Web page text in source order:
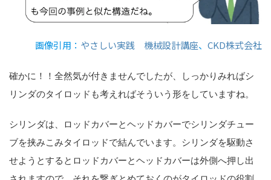
画像引用： やさしい実践 機械設計講座、 CKD株式会社
確かに！！全然気が付きませんでしたが、しっかりみればシ
リンダのタイロッドも考えればそういう形をしていますね。
シリンダは、ロッドカバーとヘッドカバーでシリンダチュー
ブを挟みこみタイロッドで結んでいます。シリンダを駆動さ
せようとするとロッドカバーとヘッドカバーは外側へ押し出